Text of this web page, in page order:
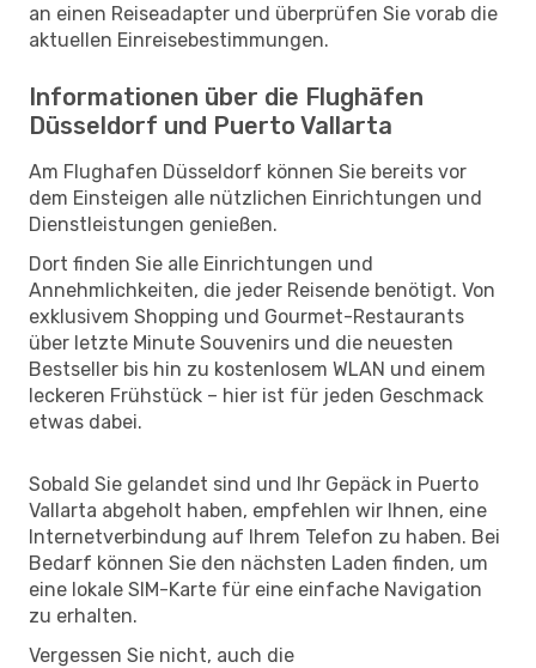
an einen Reiseadapter und überprüfen Sie vorab die
aktuellen Einreisebestimmungen.
Informationen über die Flughäfen
Düsseldorf und Puerto Vallarta
Am Flughafen Düsseldorf können Sie bereits vor
dem Einsteigen alle nützlichen Einrichtungen und
Dienstleistungen genießen.
Dort finden Sie alle Einrichtungen und
Annehmlichkeiten, die jeder Reisende benötigt. Von
exklusivem Shopping und Gourmet-Restaurants
über letzte Minute Souvenirs und die neuesten
Bestseller bis hin zu kostenlosem WLAN und einem
leckeren Frühstück – hier ist für jeden Geschmack
etwas dabei.
Sobald Sie gelandet sind und Ihr Gepäck in Puerto
Vallarta abgeholt haben, empfehlen wir Ihnen, eine
Internetverbindung auf Ihrem Telefon zu haben. Bei
Bedarf können Sie den nächsten Laden finden, um
eine lokale SIM-Karte für eine einfache Navigation
zu erhalten.
Vergessen Sie nicht, auch die